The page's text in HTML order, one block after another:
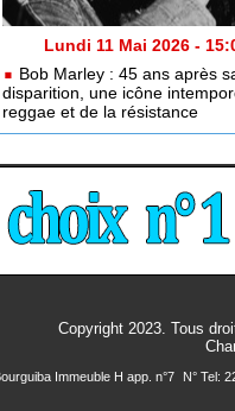
Lundi 11 Mai 2026 -
Bob Marley : 45 ans après
disparition, une icône
reggae et de la résistance
Copyright 2023. Tous
Immeuble H app. n°7 N° Tel: